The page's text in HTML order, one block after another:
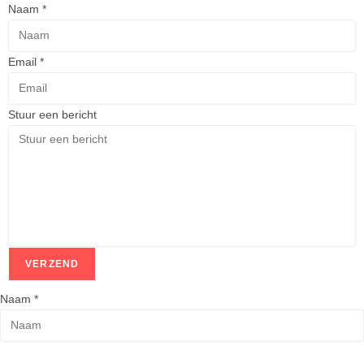
Naam *
Email *
Stuur een bericht
VERZEND
Naam *